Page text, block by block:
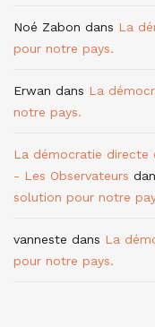
Noé Zabon dans La
pour notre pays.
Erwan dans La
notre pays.
La démocratie directe
- Les Observateurs
solution pour notre
vanneste dans La
pour notre pays.